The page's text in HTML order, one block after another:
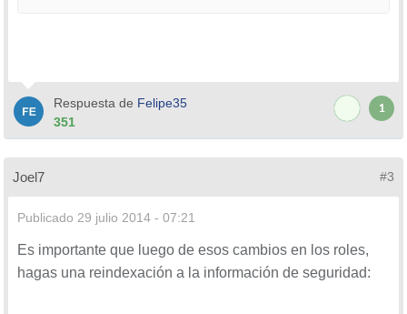
Respuesta de Felipe35
351
1
Joel7 #3
Publicado 29 julio 2014 - 07:21
Es importante que luego de esos cambios en los roles,
hagas una reindexación a la información de seguridad: